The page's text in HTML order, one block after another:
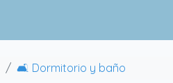
🛋 Dormitorio y baño